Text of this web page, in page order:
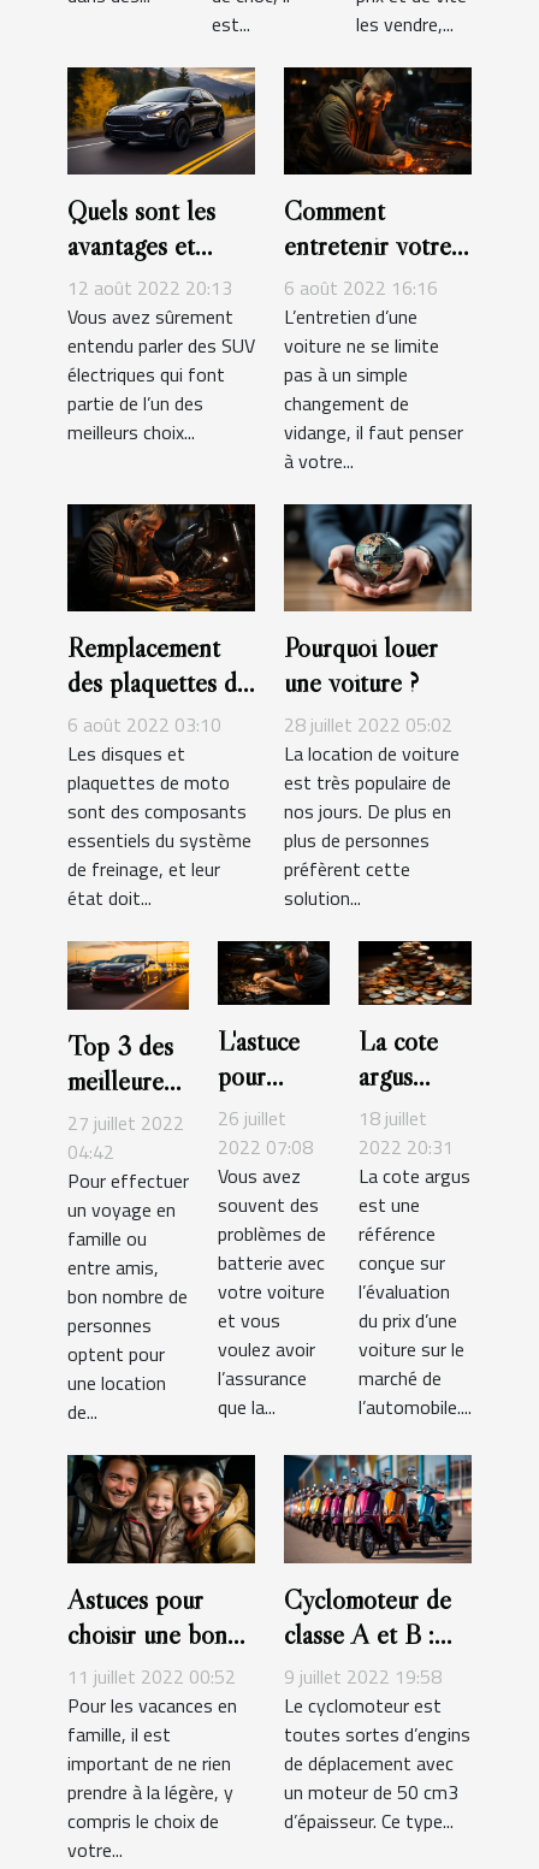
est...
les vendre,...
Quels sont les
avantages et
inconvénients du
SUV électrique ?
12 août 2022 20:13
Vous avez sûrement
entendu parler des SUV
électriques qui font
partie de l’un des
meilleurs choix...
Comment
entretenir votre
voiture ?
6 août 2022 16:16
L’entretien d’une
voiture ne se limite
pas à un simple
changement de
vidange, il faut penser
à votre...
Remplacement
des plaquettes de
frein et des
disques de frein
d'une moto
6 août 2022 03:10
Les disques et
plaquettes de moto
sont des composants
essentiels du système
de freinage, et leur
état doit...
Pourquoi louer
une voiture ?
28 juillet 2022 05:02
La location de voiture
est très populaire de
nos jours. De plus en
plus de personnes
préfèrent cette
solution...
Top 3 des
meilleures
plateformes
de location
de véhicule
27 juillet 2022
04:42
Pour effectuer
un voyage en
famille ou
entre amis,
bon nombre de
personnes
optent pour
une location
de...
L'astuce
pour
choisir
une bonne
batterie
pour son
véhicule
26 juillet
2022 07:08
Vous avez
souvent des
problèmes de
batterie avec
votre voiture
et vous
voulez avoir
l’assurance
que la...
La cote
argus
gratuite :
comment
estimer le
coût d’une
voiture ?
18 juillet
2022 20:31
La cote argus
est une
référence
conçue sur
l’évaluation
du prix d’une
voiture sur le
marché de
l’automobile....
Astuces pour
choisir une bonne
voiture de famille
11 juillet 2022 00:52
Pour les vacances en
famille, il est
important de ne rien
prendre à la légère, y
compris le choix de
votre...
Cyclomoteur de
classe A et B :
comment les
identifier ?
9 juillet 2022 19:58
Le cyclomoteur est
toutes sortes d’engins
de déplacement avec
un moteur de 50 cm3
d’épaisseur. Ce type...